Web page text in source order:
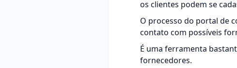
os clientes podem se
O processo do portal de
contato com possíveis
É uma ferramenta
fornecedores.